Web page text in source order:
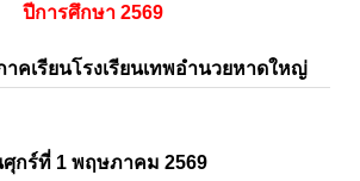
ปีการศึกษา 2569
คเรียนโรงเรียนเทพอำนวยหาดใหญ่
กร์ที่ 1 พฤษภาคม 2569